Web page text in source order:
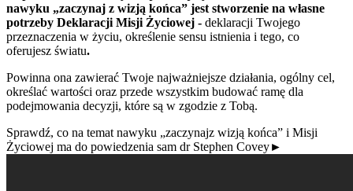
nawyku „zaczynaj z wizją końca” jest stworzenie na własne
potrzeby Deklaracji Misji Życiowej - deklaracji Twojego
przeznaczenia w życiu, określenie sensu istnienia i tego, co
oferujesz światu.
Powinna ona zawierać Twoje najważniejsze działania, ogólny cel,
określać wartości oraz przede wszystkim budować ramę dla
podejmowania decyzji, które są w zgodzie z Tobą.
Sprawdź, co na temat nawyku „zaczynajz wizją końca” i Misji
Życiowej ma do powiedzenia sam dr Stephen Covey►